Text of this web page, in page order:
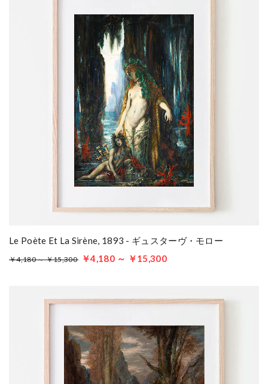
Le Poète Et La Sirène, 1893 - ギュスターヴ・モロー
￥4,180 ～ ￥15,300 ￥4,180 ～ ￥15,300